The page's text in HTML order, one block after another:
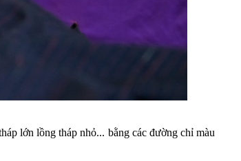
lớn lồng tháp nhỏ... bằng các đường chỉ màu